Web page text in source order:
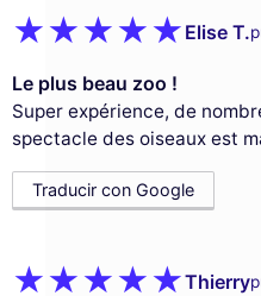
Elise T.
Le plus beau zoo !
Super expérience, de
spectacle des oiseaux est
Traducir con Google
Thierry